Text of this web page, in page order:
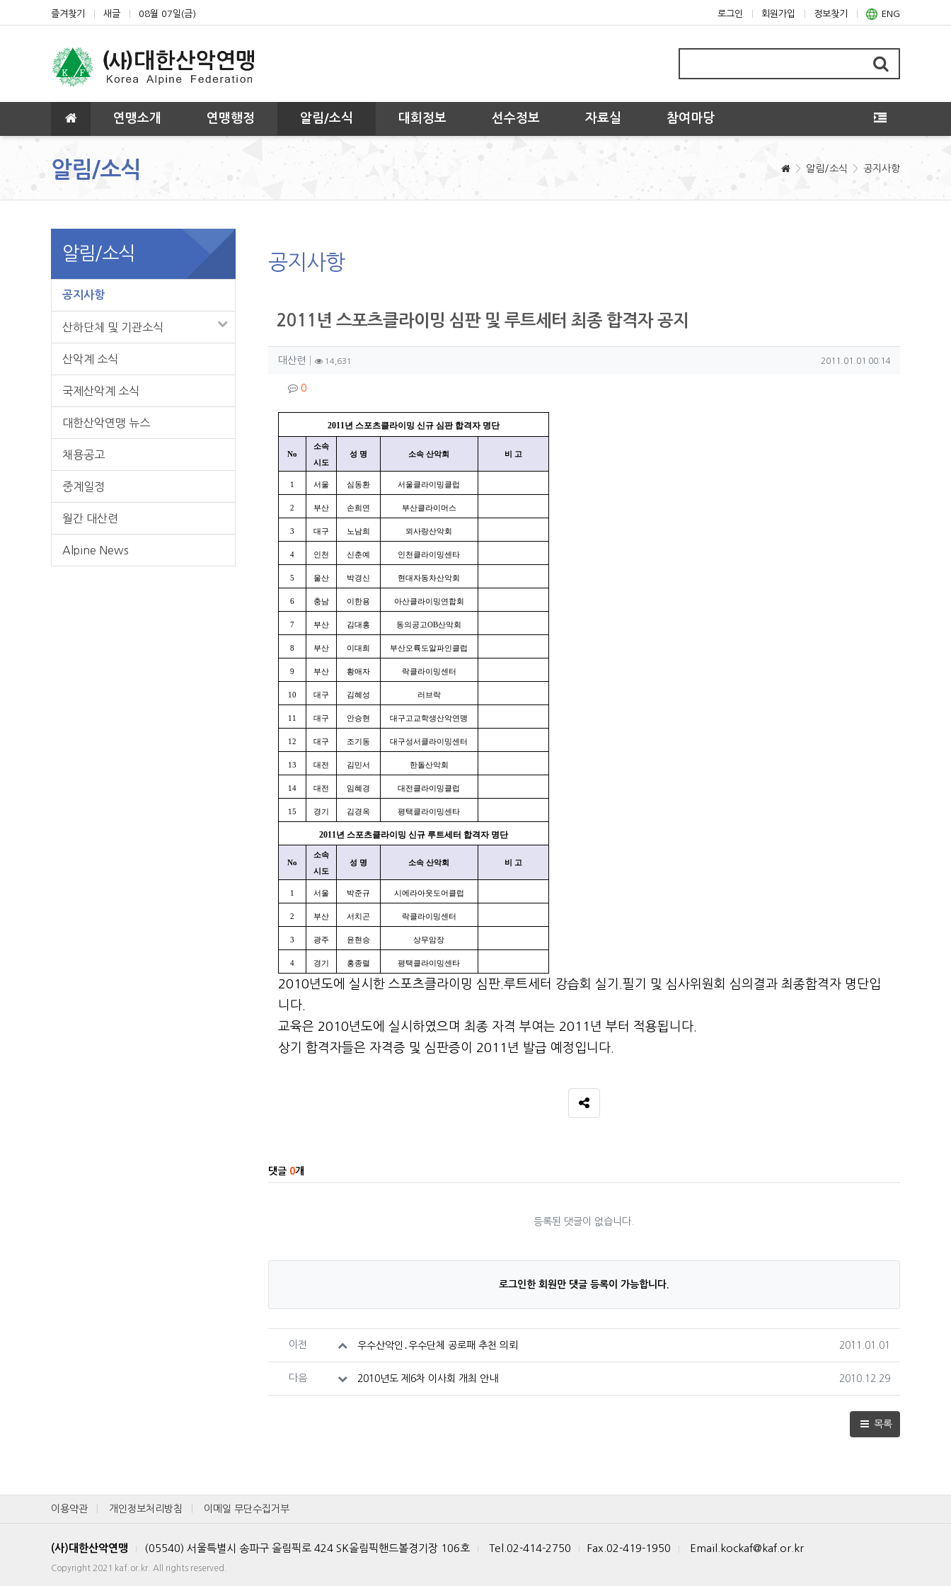
상단 네비
즐겨찾기 새글 08월 07일(금) 로그인 회원가입 정보찾기 ENG
메인 메뉴 연맹소개 연맹행정 알림/소식 대회정보 선수정보 자료실 참여마당
알림/소식 알림/소식 공지사항
공지사항
2011년 스포츠클라이밍 심판 및 루트세터 최종 합격자 공지
작성자 정보
대산련 작성14,631 작성일
2011.01.01 00:14
컨텐츠 정보
0댓글
2011년 스포츠클라이밍 신규 심판 합격자 명단
No
소속
시도
성 명 소속 산악회 비 고
1 서울 심동환 서울클라이밍클럽
2 부산 손희연 부산클라이머스
3 대구 노남희 뫼사랑산악회
4 인천 신춘예 인천클라이밍센타
5 울산 박경신 현대자동차산악회
6 충남 이한용 아산클라이밍연합회
7 부산 김대홍 동의공고OB산악회
8 부산 이대희 부산오륙도알파인클럽
9 부산 황애자 락클라이밍센터
10 대구 김혜성 러브락
11 대구 안승현 대구고교학생산악연맹
12 대구 조기동 대구성서클라이밍센터
13 대전 김민서 한돌산악회
14 대전 임혜경 대전클라이밍클럽
15 경기 김경옥 평택클라이밍센타
2011년 스포츠클라이밍 신규 루트세터 합격자 명단
No
소속
시도
성 명 소속 산악회 비 고
1 서울 박준규 시에라아웃도어클럽
2 부산 서치곤 락클라이밍센터
3 광주 윤현승 상무암장
4 경기 홍종렬 평택클라이밍센타
2010년도에 실시한 스포츠클라이밍 심판.루트세터 강습회 실기.필기 및 심사위원회 심의결과 최종합격자 명단입
니다.
교육은 2010년도에 실시하였으며 최종 자격 부여는 2011년 부터 적용됩니다.
상기 합격자들은 자격증 및 심판증이 2011년 발급 예정입니다.
SNS 공유
댓글 0개
등록된 댓글이 없습니다.
로그인한 회원만 댓글 등록이 가능합니다.
이전 우수산악인․우수단체 공로패 추천 의뢰 작성일
2011.01.01
다음 2010년도 제6차 이사회 개최 안내 작성일
2010.12.29
목록
알림/소식
공지사항
산하단체 및 기관소식
산악계 소식
국제산악계 소식
대한산악연맹 뉴스
채용공고
중계일정
월간 대산련
Alpine News
이용약관 개인정보처리방침 이메일 무단수집거부
(사)대한산악연맹 (05540) 서울특별시 송파구 올림픽로 424 SK올림픽핸드볼경기장 106호 Tel.02-414-2750 Fax.02-419-1950 Email.kockaf@kaf.or.kr
Copyright 2021 kaf.or.kr. All rights reserved.